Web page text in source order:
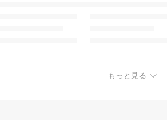
もっと見る